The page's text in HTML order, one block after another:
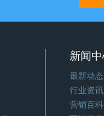
新闻
最新动态
行业资讯
营销百科